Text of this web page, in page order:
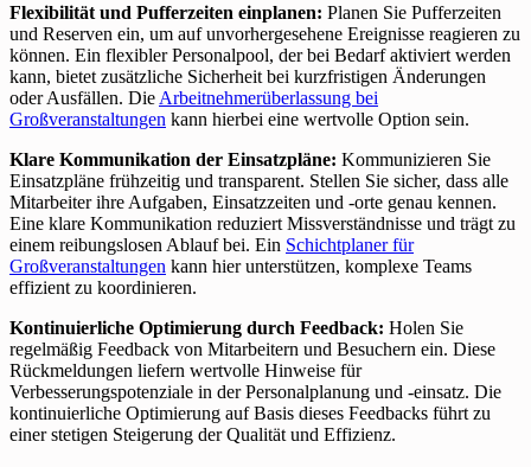
Flexibilität und Pufferzeiten einplanen: Planen Sie Pufferzeiten
und Reserven ein, um auf unvorhergesehene Ereignisse reagieren zu
können. Ein flexibler Personalpool, der bei Bedarf aktiviert werden
kann, bietet zusätzliche Sicherheit bei kurzfristigen Änderungen
oder Ausfällen. Die Arbeitnehmerüberlassung bei
Großveranstaltungen kann hierbei eine wertvolle Option sein.
Klare Kommunikation der Einsatzpläne: Kommunizieren Sie
Einsatzpläne frühzeitig und transparent. Stellen Sie sicher, dass alle
Mitarbeiter ihre Aufgaben, Einsatzzeiten und -orte genau kennen.
Eine klare Kommunikation reduziert Missverständnisse und trägt zu
einem reibungslosen Ablauf bei. Ein Schichtplaner für
Großveranstaltungen kann hier unterstützen, komplexe Teams
effizient zu koordinieren.
Kontinuierliche Optimierung durch Feedback: Holen Sie
regelmäßig Feedback von Mitarbeitern und Besuchern ein. Diese
Rückmeldungen liefern wertvolle Hinweise für
Verbesserungspotenziale in der Personalplanung und -einsatz. Die
kontinuierliche Optimierung auf Basis dieses Feedbacks führt zu
einer stetigen Steigerung der Qualität und Effizienz.